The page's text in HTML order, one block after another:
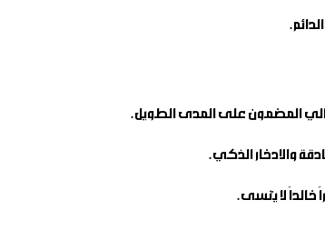
المضمون على المدى الطويل.
خالداً لا يُنسى.